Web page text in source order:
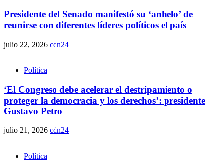
Presidente del Senado manifestó su ‘anhelo’ de
reunirse con diferentes líderes políticos el país
julio 22, 2026 cdn24
Política
‘El Congreso debe acelerar el destripamiento o
proteger la democracia y los derechos’: presidente
Gustavo Petro
julio 21, 2026 cdn24
Política